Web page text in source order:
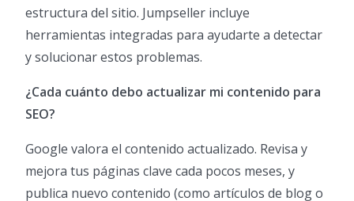
estructura del sitio. Jumpseller incluye
herramientas integradas para ayudarte a detectar
y solucionar estos problemas.
¿Cada cuánto debo actualizar mi contenido para
SEO?
Google valora el contenido actualizado. Revisa y
mejora tus páginas clave cada pocos meses, y
publica nuevo contenido (como artículos de blog o